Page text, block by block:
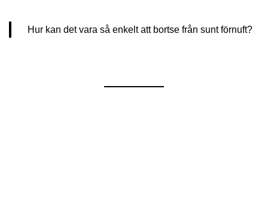
Hur kan det vara så enkelt att bortse från sunt förnuft?